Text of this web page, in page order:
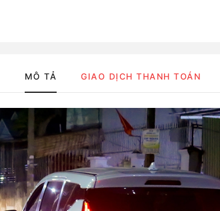
MÔ TẢ GIAO DỊCH THANH TOÁN